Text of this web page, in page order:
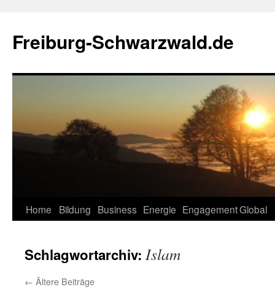
springen
Freiburg-Schwarzwald.de
Home Bildung Business Energie EngagementGlobal
Schlagwortarchiv: Islam
← Ältere Beiträge